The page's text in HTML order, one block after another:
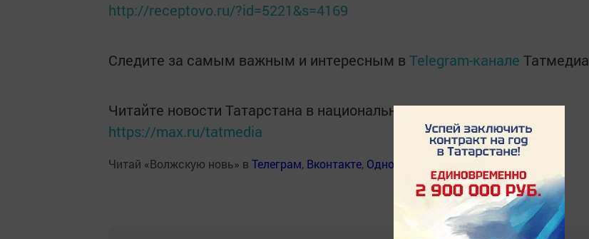
http://receptovo.ru/?id=5221&s=4169
Следите за самым важным и интересным в Telegram-канале Татмедиа
Читайте новости Татарстана в национальном мессенджере MАХ:
https://max.ru/tatmedia
Читай «Волжскую новь» в Телеграм, Вконтакте, Одноклассники